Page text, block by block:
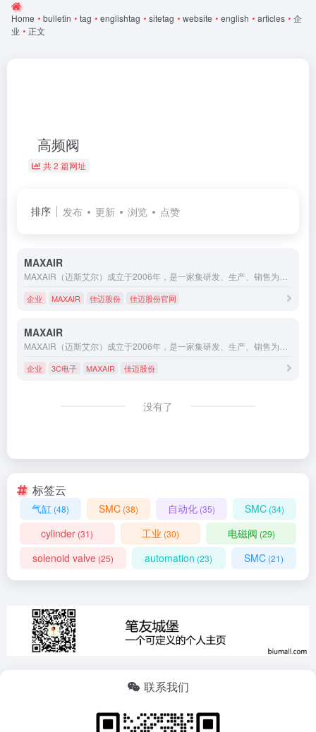
Home • bulletin • tag • englishtag • sitetag • website • english • articles • 企
业 • 正文
高频阀
共 2 篇网址
排序 发布 更新 浏览 点赞
MAXAIR
企业 MAXAIR 佳迈股份 佳迈股份官网
MAXAIR
企业 3C电子 MAXAIR 佳迈股份
没有了
标签云
气缸 (48) SMC (38) 自动化 (35) SMC (34)
cylinder (31) 工业 (30) 电磁阀 (29)
solenoid valve (25) automation (23) SMC(21)
联系我们